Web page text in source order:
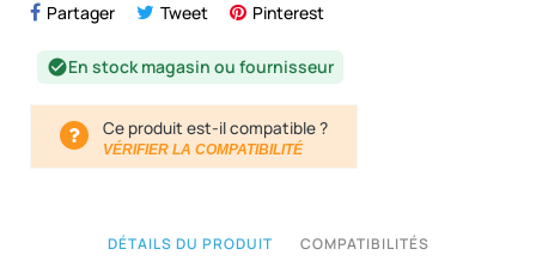
Partager Tweet Pinterest
check_circleEn stock magasin ou fournisseur
Ce produit est-il compatible ?
VÉRIFIER LA COMPATIBILITÉ
DÉTAILS DU PRODUIT COMPATIBILITÉS